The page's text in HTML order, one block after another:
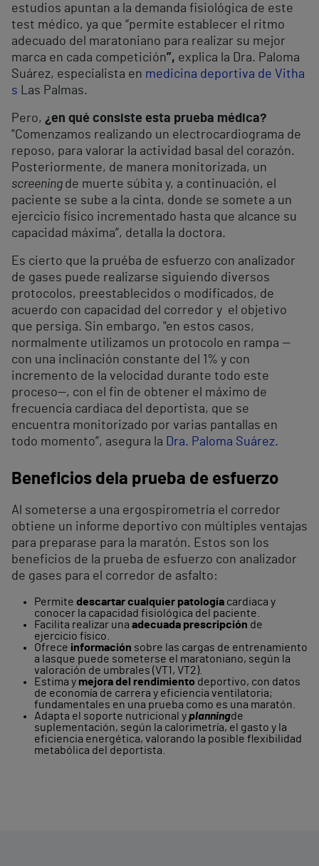
estudios apuntan a la demanda fisiológica de este
test médico, ya que “permite establecer el ritmo
adecuado del maratoniano para realizar su mejor
marca en cada competición”, explica la Dra. Paloma
Suárez, especialista en medicina deportiva de Vitha
s Las Palmas.
Pero, ¿en qué consiste esta prueba médica?
"Comenzamos realizando un electrocardiograma de
reposo, para valorar la actividad basal del corazón.
Posteriormente, de manera monitorizada, un
screening de muerte súbita y, a continuación, el
paciente se sube a la cinta, donde se somete a un
ejercicio físico incrementado hasta que alcance su
capacidad máxima”, detalla la doctora.
Es cierto que la pruéba de esfuerzo con analizador
de gases puede realizarse siguiendo diversos
protocolos, preestablecidos o modificados, de
acuerdo con capacidad del corredor y el objetivo
que persiga. Sin embargo, "en estos casos,
normalmente utilizamos un protocolo en rampa —
con una inclinación constante del 1% y con
incremento de la velocidad durante todo este
proceso—, con el fin de obtener el máximo de
frecuencia cardiaca del deportista, que se
encuentra monitorizado por varias pantallas en
todo momento”, asegura la Dra. Paloma Suárez.
Beneficios de la prueba de esfuerzo
Al someterse a una ergospirometría el corredor
obtiene un informe deportivo con múltiples ventajas
para preparase para la maratón. Estos son los
beneficios de la prueba de esfuerzo con analizador
de gases para el corredor de asfalto:
Permite descartar cualquier patología cardiaca y
conocer la capacidad fisiológica del paciente.
Facilita realizar una adecuada prescripción de
ejercicio físico.
Ofrece información sobre las cargas de entrenamiento
a lasque puede someterse el maratoniano, según la
valoración de umbrales (VT1, VT2).
Estima y mejora del rendimiento deportivo, con datos
de economía de carrera y eficiencia ventilatoria;
fundamentales en una prueba como es una maratón.
Adapta el soporte nutricional yplanningde
suplementación, según la calorimetría, el gasto y la
eficiencia energética, valorando la posible flexibilidad
metabólica del deportista.